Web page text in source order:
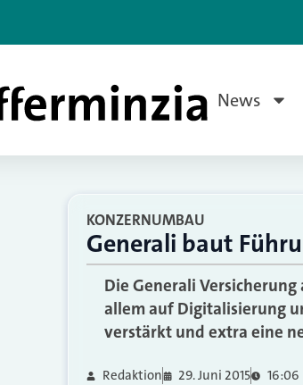
News
KONZERNUMBAU
Generali baut
Die Generali
allem auf Digitalisierung
verstärkt und extra eine
Redaktion 29. Juni 2015 16:06